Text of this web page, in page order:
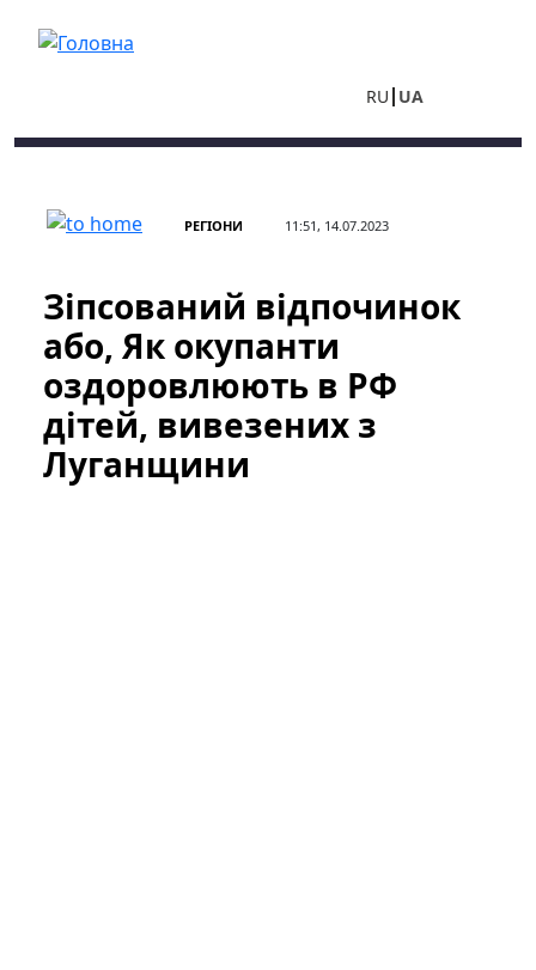
RU UA
РЕГІОНИ 11:51, 14.07.2023
Зіпсований відпочинок
або, Як окупанти
оздоровлюють в РФ
дітей, вивезених з
Луганщини